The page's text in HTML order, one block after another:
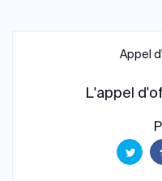
Appel
L'appel